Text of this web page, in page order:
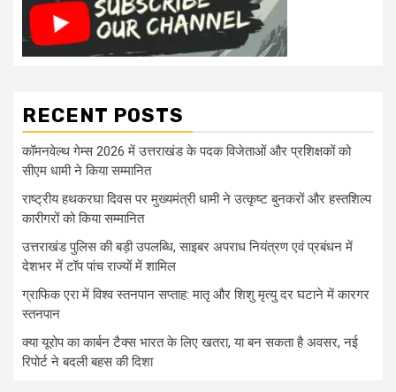
RECENT POSTS
कॉमनवेल्थ गेम्स 2026 में उत्तराखंड के पदक विजेताओं और प्रशिक्षकों को
सीएम धामी ने किया सम्मानित
राष्ट्रीय हथकरघा दिवस पर मुख्यमंत्री धामी ने उत्कृष्ट बुनकरों और हस्तशिल्प
कारीगरों को किया सम्मानित
उत्तराखंड पुलिस की बड़ी उपलब्धि, साइबर अपराध नियंत्रण एवं प्रबंधन में
देशभर में टॉप पांच राज्यों में शामिल
ग्राफिक एरा में विश्व स्तनपान सप्ताह: मातृ और शिशु मृत्यु दर घटाने में कारगर
स्तनपान
क्या यूरोप का कार्बन टैक्स भारत के लिए खतरा, या बन सकता है अवसर, नई
रिपोर्ट ने बदली बहस की दिशा